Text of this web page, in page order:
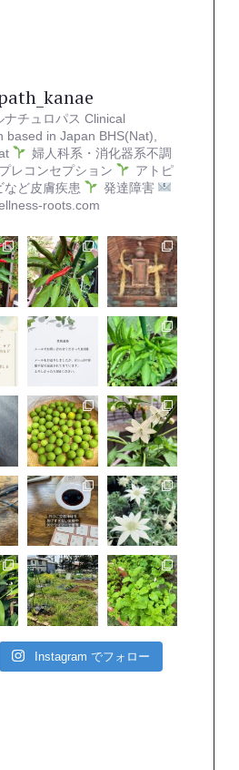
ナチュロパス Clinical
based in Japan BHS(Nat),
婦人科系・消化器系不調
レコンセプション
アトピ
など皮膚疾患
発達障害
roots.com
Instagram でフォロー